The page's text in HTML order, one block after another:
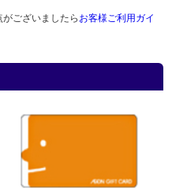
ございましたら お客様ご利用ガイ